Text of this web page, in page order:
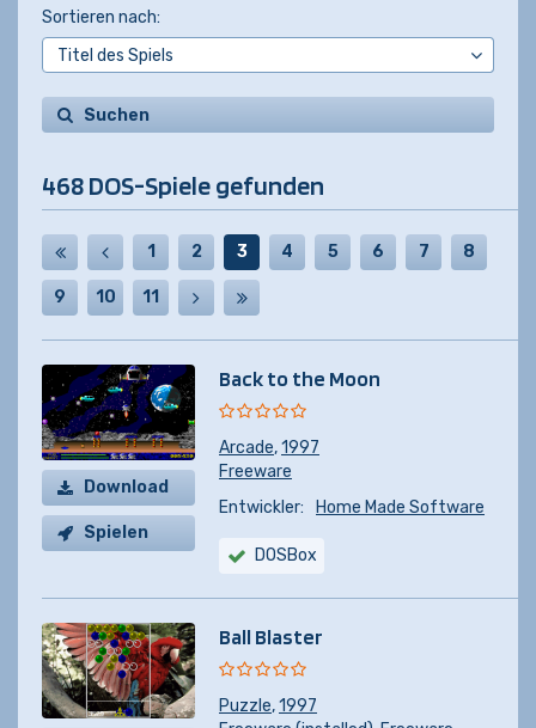
Sortieren nach:
Suchen
468 DOS-Spiele gefunden
1 2 3 4 5 6 7 8
9 10 11
Download
Spielen
Back to the Moon
Arcade,1997
Freeware
Entwickler:
Home Made Software
DOSBox
Ball Blaster
Puzzle,1997